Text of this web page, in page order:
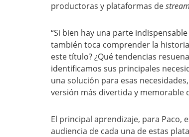
productoras y plataformas de
“Si bien hay una parte
también toca comprender la
este título? ¿Qué tendencias
identificamos sus principales
una solución para esas
versión más divertida y memorable
El principal aprendizaje, para Paco,
audiencia de cada una de estas